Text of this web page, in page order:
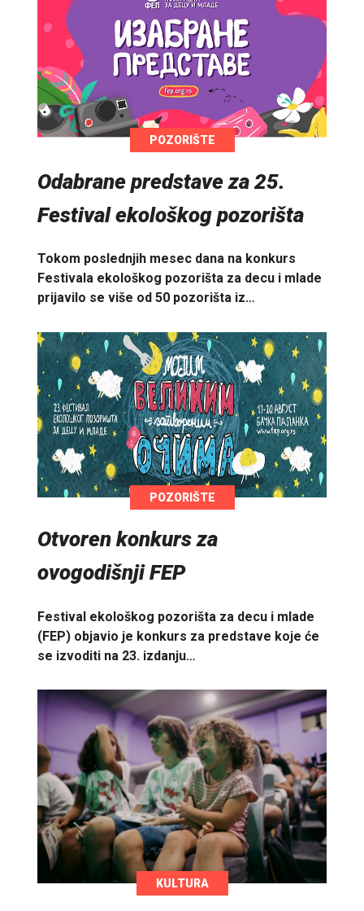
POZORIŠTE
Odabrane predstave za 25.
Festival ekološkog pozorišta
Tokom poslednjih mesec dana na konkurs
Festivala ekološkog pozorišta za decu i mlade
prijavilo se više od 50 pozorišta iz…
POZORIŠTE
Otvoren konkurs za
ovogodišnji FEP
Festival ekološkog pozorišta za decu i mlade
(FEP) objavio je konkurs za predstave koje će
se izvoditi na 23. izdanju…
KULTURA